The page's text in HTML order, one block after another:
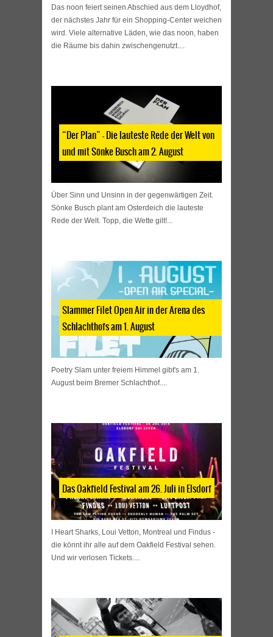
Das noon feiert seinen Abschied aus dem Lloydhof,
der nächstes Jahr für ein Shopping-Center weichen
wird. Viele alternative Läden, wie das noon, haben
die Räume bis dahin zwischengenutzt....
“Der Plan” – Die lauteste Rede der Welt von
und mit Sönke Busch am 2. August
Über Sinn und Unsinn in der gegenwärtigen Zeit.
Sönke Busch plant am Osterdeich die lauteste
Rede der Welt. Topp, die Wette gilt!...
Slammer Filet Open Air in der Arena des
Schlachthofs am 1. August
Poetry Slam unter freiem Himmel gibt's am 1.
August beim Bremer Schlachthof....
Das Oakfield Festival am 26. Juli in Elsdorf
I Heart Sharks, Loui Vetton, Montreal und Findus -
die könnt ihr alle auf dem Oakfield Festival sehen.
Und wir verlosen Tickets....